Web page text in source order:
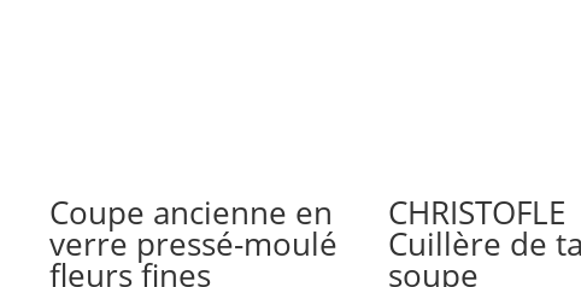
Coupe ancienne en
verre pressé-moulé
fleurs fines
CHRISTOFLE
Cuillère de
soupe